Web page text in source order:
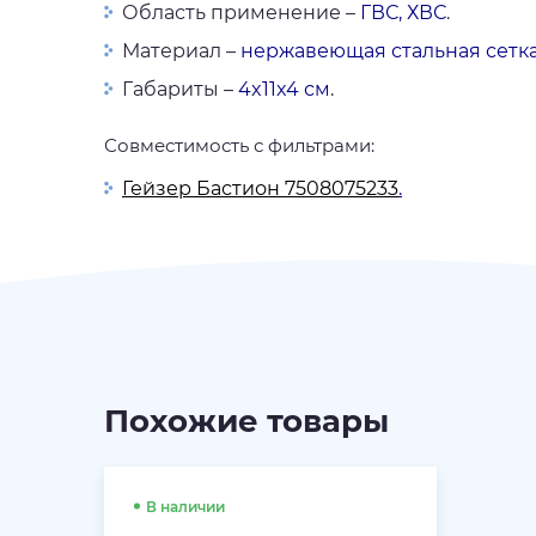
Область применение – ГВС, ХВС.
Материал – нержавеющая стальная
Габариты – 4x11x4 см.
Совместимость с фильтрами:
Гейзер Бастион 7508075233.
Похожие товары
В наличии